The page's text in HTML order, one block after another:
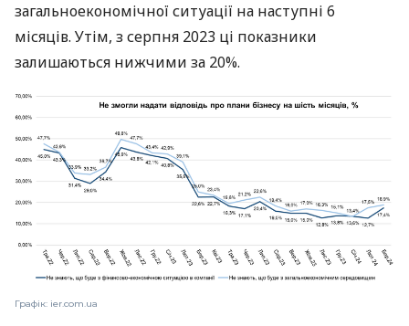
загальноекономічної ситуації на наступні 6
місяців. Утім, з серпня 2023 ці показники
залишаються нижчими за 20%.
Графік: ier.com.ua